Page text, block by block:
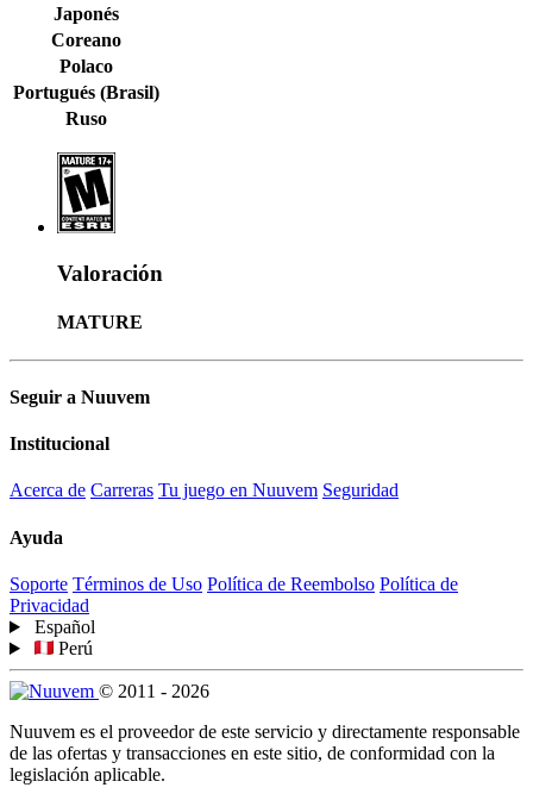
Japonés
Coreano
Polaco
Portugués (Brasil)
Ruso
Valoración
MATURE
Seguir a Nuuvem
Institucional
Acerca de Carreras Tu juego en Nuuvem Seguridad
Ayuda
Soporte Términos de Uso Política de Reembolso Política de
Privacidad
Español
Perú
© 2011 - 2026
Nuuvem es el proveedor de este servicio y directamente responsable
de las ofertas y transacciones en este sitio, de conformidad con la
legislación aplicable.